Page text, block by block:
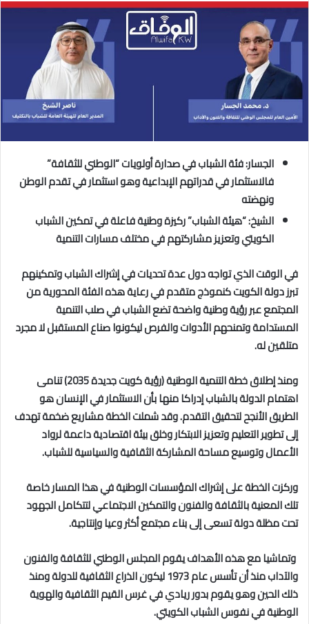
الجسار: فئة الشباب في صدارة أولويات “الوطني للثقافة”
فالاستثمار في قدراتهم الإبداعية وهو استثمار في تقدم الوطن
ونهضته
الشيخ: “هيئة الشباب” ركيزة وطنية فاعلة في تمكين الشباب
الكويتي وتعزيز مشاركتهم في مختلف مسارات التنمية
في الوقت الذي تواجه دول عدة تحديات في إشراك الشباب وتمكينهم
تبرز دولة الكويت كنموذج متقدم في رعاية هذه الفئة المحورية من
المجتمع عبر رؤية وطنية واضحة تضع الشباب في صلب التنمية
المستدامة وتمنحهم الأدوات والفرص ليكونوا صناع المستقبل لا مجرد
متلقين له.
ومنذ إطلاق خطة التنمية الوطنية (رؤية كويت جديدة 2035) تنامى
اهتمام الدولة بالشباب إدراكا منها بأن الاستثمار في الإنسان هو
الطريق الأنجح لتحقيق التقدم. وقد شملت الخطة مشاريع ضخمة تهدف
إلى تطوير التعليم وتعزيز الابتكار وخلق بيئة اقتصادية داعمة لرواد
الأعمال وتوسيع مساحة المشاركة الثقافية والسياسية للشباب.
وركزت الخطة على إشراك المؤسسات الوطنية في هذا المسار خاصة
تلك المعنية بالثقافة والفنون والتمكين الاجتماعي لتتكامل الجهود
تحت مظلة دولة تسعى إلى بناء مجتمع أكثر وعيا وإنتاجية.
وتماشيا مع هذه الأهداف يقوم المجلس الوطني للثقافة والفنون
والآداب منذ أن تأسس عام 1973 ليكون الذراع الثقافية للدولة ومنذ
ذلك الحين وهو يقوم بدور ريادي في غرس القيم الثقافية والهوية
الوطنية في نفوس الشباب الكويتي.